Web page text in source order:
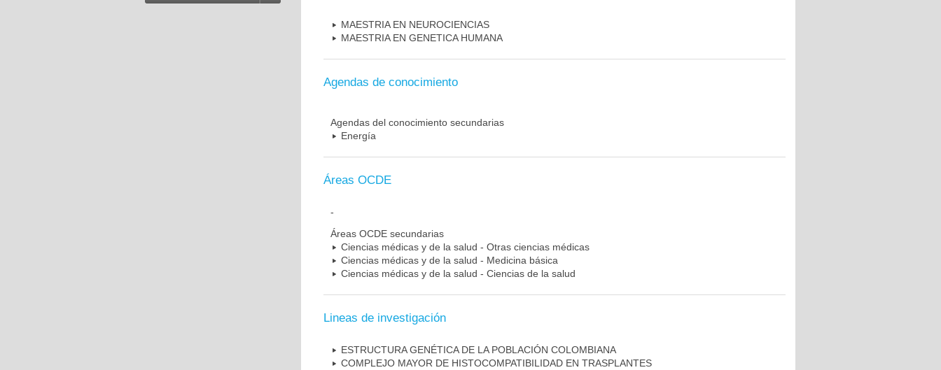
MAESTRIA EN NEUROCIENCIAS
MAESTRIA EN GENETICA HUMANA
Agendas de conocimiento
Agendas del conocimiento secundarias
Energía
Áreas OCDE
-
Áreas OCDE secundarias
Ciencias médicas y de la salud - Otras ciencias médicas
Ciencias médicas y de la salud - Medicina básica
Ciencias médicas y de la salud - Ciencias de la salud
Lineas de investigación
ESTRUCTURA GENÉTICA DE LA POBLACIÓN COLOMBIANA
COMPLEJO MAYOR DE HISTOCOMPATIBILIDAD EN TRASPLANTES